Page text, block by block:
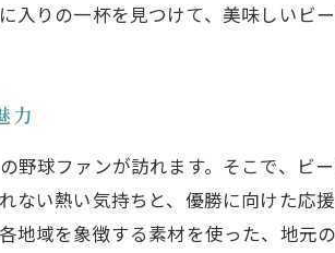
りの一杯を見つけて、美味しいビー
力
野球ファンが訪れます。そこで、ビ
ない熱い気持ちと、優勝に向けた応
地域を象徴する素材を使った、地元